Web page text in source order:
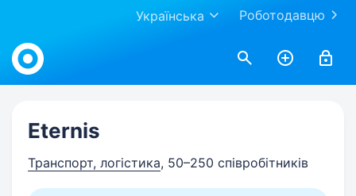
Роботодавцю
Українська
Work.ua
Eternis
Транспорт, логістика, 50–250 співробітників